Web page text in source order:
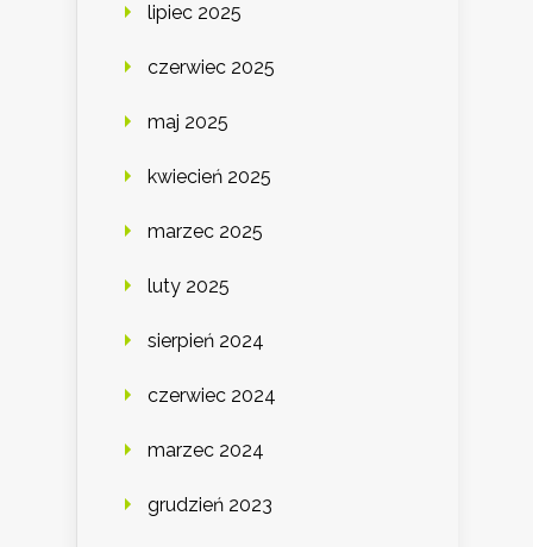
lipiec 2025
czerwiec 2025
maj 2025
kwiecień 2025
marzec 2025
luty 2025
sierpień 2024
czerwiec 2024
marzec 2024
grudzień 2023